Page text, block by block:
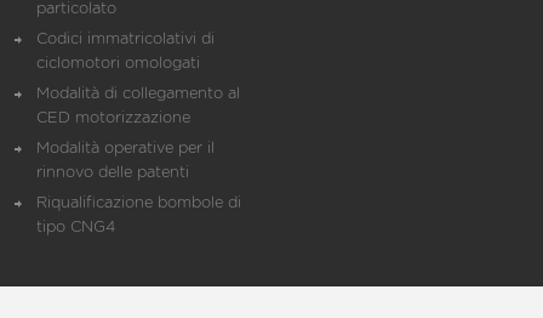
particolato
Codici immatricolativi di
ciclomotori omologati
Modalità di collegamento al
CED motorizzazione
Modalità operative per il
rinnovo delle patenti
Riqualificazione bombole di
tipo CNG4